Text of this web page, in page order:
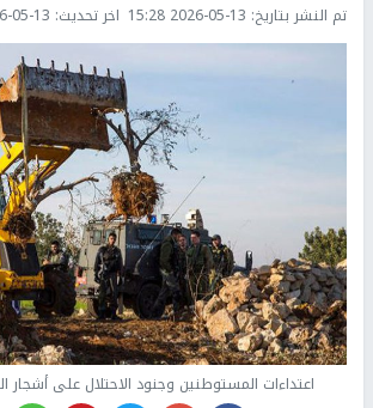
تم النشر بتاريخ: 2026-05-13 15:28 اخر تحديث: 13 15:28
اعتداءات المستوطنين وجنود الاحتلال على أشجار